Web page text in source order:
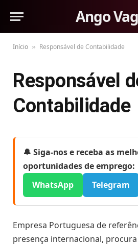
Ango
Início » Responsável de Contabilidade
Responsável
Contabilidade
🔔 Siga-nos e receba as
oportunidades de emprego:
WhatsApp
Telegram
Empresa Portuguesa de
presença internacional,